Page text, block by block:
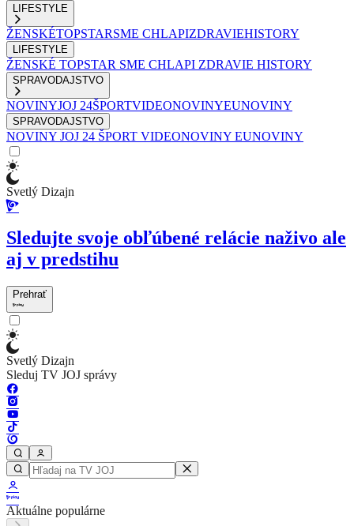
LIFESTYLE
ŽENSKÉTOPSTARSME CHLAPIZDRAVIEHISTORY
LIFESTYLE
ŽENSKÉ TOPSTAR SME CHLAPI ZDRAVIE HISTORY
SPRAVODAJSTVO
NOVINYJOJ 24ŠPORTVIDEONOVINYEUNOVINY
SPRAVODAJSTVO
NOVINY JOJ 24 ŠPORT VIDEONOVINY EUNOVINY
Svetlý Dizajn
Sledujte svoje obľúbené relácie naživo ale
aj v predstihu
Prehrať
Svetlý Dizajn
Sleduj TV JOJ správy
Aktuálne populárne